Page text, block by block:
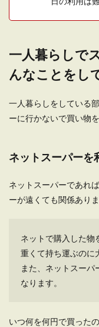
一人暮らしで
んなことをし
一人暮らしをしている
ーに行かないで買い物
ネットスーパーを
ネットスーパーであれ
ーが遠くても関係ありま
ネットで購入した物
重くて持ち運ぶのに
また、ネットスーパ
なります。
いつ何を何円で買った